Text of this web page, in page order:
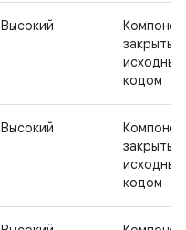
Высокий
закрытым
исходным
кодом
Высокий
закрытым
исходным
кодом